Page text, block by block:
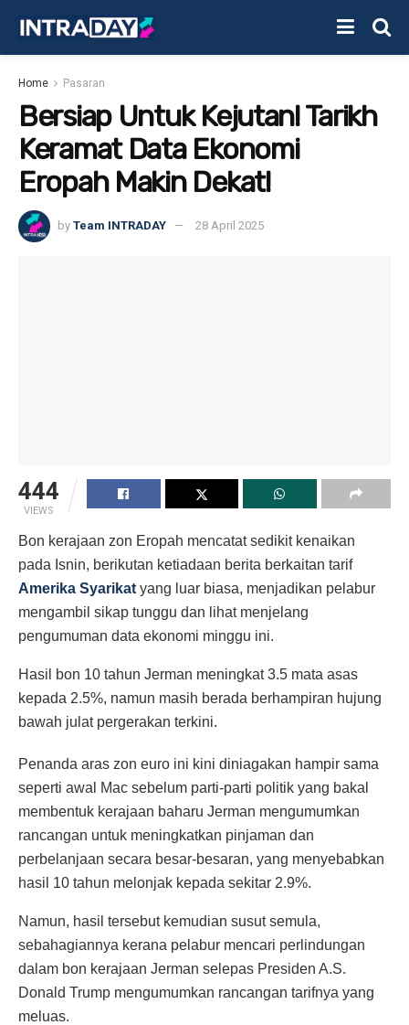
Home Pasaran
Bersiap Untuk Kejutan! Tarikh
Keramat Data Ekonomi
Eropah Makin Dekat!
by Team INTRADAY 28 April 2025
444
VIEWS
Bon kerajaan zon Eropah mencatat sedikit kenaikan
pada Isnin, berikutan ketiadaan berita berkaitan tarif
Amerika Syarikat yang luar biasa, menjadikan pelabur
mengambil sikap tunggu dan lihat menjelang
pengumuman data ekonomi minggu ini.
Hasil bon 10 tahun Jerman meningkat 3.5 mata asas
kepada 2.5%, namun masih berada berhampiran hujung
bawah julat pergerakan terkini.
Penanda aras zon euro ini kini diniagakan hampir sama
seperti awal Mac sebelum parti-parti politik yang bakal
membentuk kerajaan baharu Jerman mengumumkan
rancangan untuk meningkatkan pinjaman dan
perbelanjaan secara besar-besaran, yang menyebabkan
hasil 10 tahun melonjak kepada sekitar 2.9%.
Namun, hasil tersebut kemudian susut semula,
sebahagiannya kerana pelabur mencari perlindungan
dalam bon kerajaan Jerman selepas Presiden A.S.
Donald Trump mengumumkan rancangan tarifnya yang
meluas.